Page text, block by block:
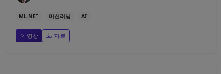
ML.NET 머신러닝 AI
영상 자료